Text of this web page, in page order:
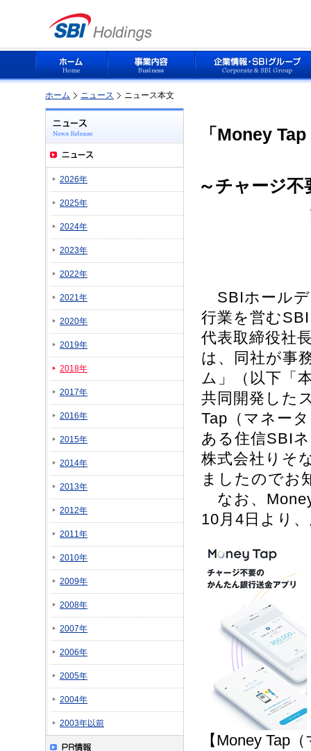
ホーム ニュース ニュース本文
「Money
～チャージ
SBIホールデ
行業を営む
代表取締役社
は、同社が事
ム」（以下「
共同開発した
Tap（マネー
ある住信SBI
株式会社りそ
ましたのでお
なお、
10月4日より
【Money Tap
2026年
2025年
2024年
2023年
2022年
2021年
2020年
2019年
2018年
2017年
2016年
2015年
2014年
2013年
2012年
2011年
2010年
2009年
2008年
2007年
2006年
2005年
2004年
2003年以前